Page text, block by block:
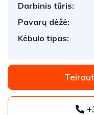
Darbinis tūris:
Pavarų dėžė:
Kėbulo tipas: